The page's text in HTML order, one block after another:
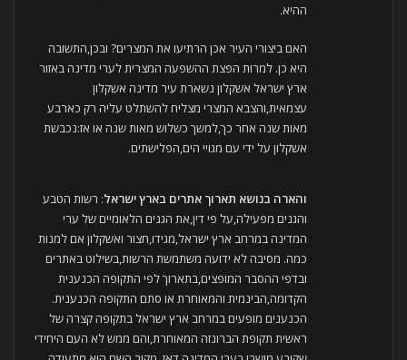
ההיא.
האם ביצורי העיר אכן הרתיעו את המצרים? ובכן,התשובה
היא כן. למרות הפצת ההשפעה המצרית לערי מדינה באזור
ארץ ישראל אשקלון נשארת עיר מדינה אשקלון
עצמאית,והצבא המצרי מצליח להשתלט עליה רק כארבע
מאות שנה אחר כך,למשך כשלוש מאות שנה או אז:נכבשת
אשקלון על ידי עם מגויי הים,הפלישתים.
והארה בנושא תארוך אתרים בארץ ישראל: רשות הטבע
והגנים מפעילה,על פי דין,את הגנים הלאומיים של ערי
המדינה במרחב ארץ ישראל,מגידו,חצור ואשקלון אם למנות
כמה. מסיבה לא ידועה משתמשת הרשות,בשילוט באתרים
ובדפי ההסבר המופצים,בתארוך לפי התקופה הכנענית
הקדומה,הבינמית והמאוחרת או סתם התקופה הכנענית.
הכנענים מופעים במרחב ארץ ישראל בתקופה קצרה של
ראשית תקופת הברונזה המאוחרת,והם ממש לא העם היחידי